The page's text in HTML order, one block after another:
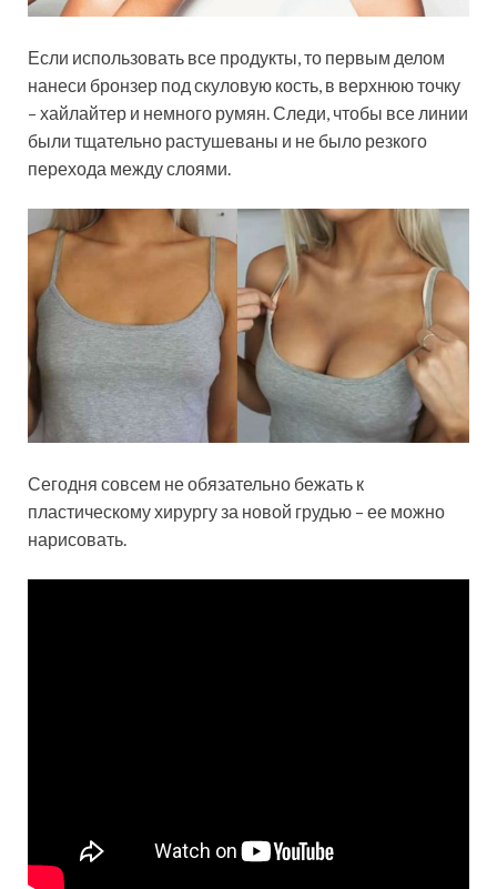
Если использовать все продукты, то первым делом
нанеси бронзер под скуловую кость, в верхнюю точку
– хайлайтер и немного румян. Следи, чтобы все линии
были тщательно растушеваны и не было резкого
перехода между слоями.
Сегодня совсем не обязательно бежать к
пластическому хирургу за новой грудью – ее можно
нарисовать.